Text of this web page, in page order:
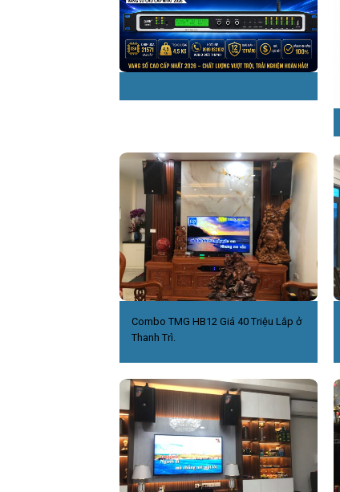
Combo TMG HB12 Giá 40 Triệu Lắp ở
Thanh Trì.